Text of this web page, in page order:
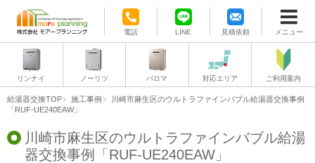
電話 LINE 見積依頼 メニュー
リンナイ ノーリツ パロマ 対応エリア ご利用案内
給湯器交換TOP 施工事例
川崎市麻生区のウルトラファインバブル給湯器交換事例
「RUF-UE240EAW」
川崎市麻生区のウルトラファインバブル給湯
器交換事例「RUF-UE240EAW」